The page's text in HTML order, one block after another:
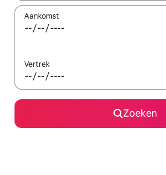
Aankomst
Vertrek
Zoeken